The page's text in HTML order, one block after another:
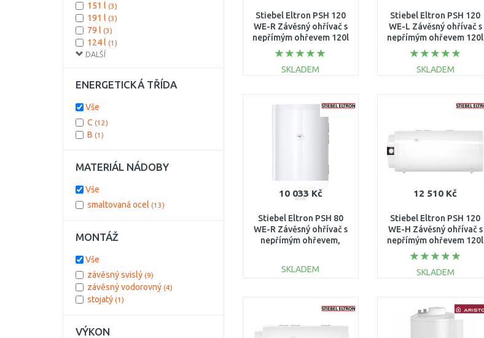
Stiebel Eltron PSH 120
WE-R Závěsný ohřívač s
nepřímým ohřevem 120l
2kW pravé připojení
236233
SKLADEM
Porovnat
Stiebel Eltron PSH 120
WE-L Závěsný ohřívač s
nepřímým ohřevem 120l
2kW levé připojení
236232
SKLADEM
10 033 Kč
Stiebel Eltron PSH 80
WE-R Závěsný ohřívač s
nepřímým ohřevem,
SKLADEM
12 510 Kč
Stiebel Eltron PSH 120
WE-H Závěsný ohřívač s
nepřímým ohřevem 120l
2kW 230V 236239
SKLADEM
Porovnat
DALŠÍ
151 l (3)
191 l (3)
79 l (3)
124 l (1)
ENERGETICKÁ TŘÍDA
Vše
C (12)
B (1)
MATERIÁL NÁDOBY
Vše
smaltovaná ocel (13)
MONTÁŽ
Vše
závěsný svislý (9)
závěsný vodorovný (4)
stojatý (1)
VÝKON